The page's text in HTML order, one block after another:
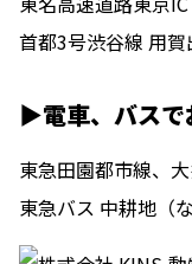
首都3号渋谷線 用
▶電車、バスで
東急田園都市線、
東急バス 中耕地（